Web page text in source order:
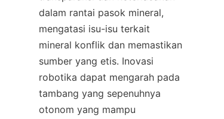
dalam rantai pasok mineral,
mengatasi isu-isu terkait
mineral konflik dan memastikan
sumber yang etis. Inovasi
robotika dapat mengarah pada
tambang yang sepenuhnya
otonom yang mampu